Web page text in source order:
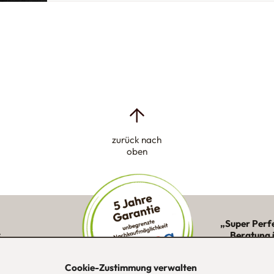
Cookie-Zustimmung verwalten
zurück nach
oben
„Super
Beratung